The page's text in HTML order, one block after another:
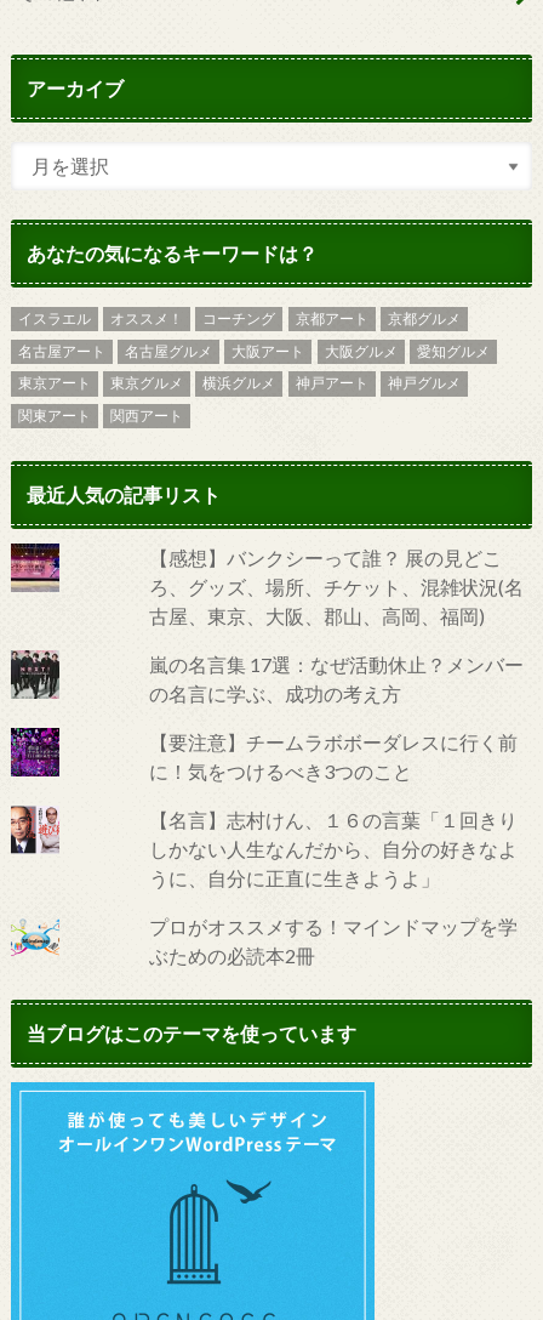
アーカイブ
あなたの気になるキーワードは？
イスラエル オススメ！ コーチング 京都アート
京都グルメ
名古屋アート
名古屋グルメ 大阪アート 大阪グルメ
愛知グルメ
東京アート
東京グルメ 横浜グルメ 神戸アート
神戸グルメ
関東アート
関西アート
最近人気の記事リスト
【感想】バンクシーって誰？ 展の見どこ
ろ、グッズ、場所、チケット、混雑状況(名
古屋、東京、大阪、郡山、高岡、福岡)
嵐の名言集 17選：なぜ活動休止？メンバー
の名言に学ぶ、成功の考え方
【要注意】チームラボボーダレスに行く前
に！気をつけるべき3つのこと
【名言】志村けん、１６の言葉「１回きり
しかない人生なんだから、自分の好きなよ
うに、自分に正直に生きようよ」
プロがオススメする！マインドマップを学
ぶための必読本2冊
当ブログはこのテーマを使っています